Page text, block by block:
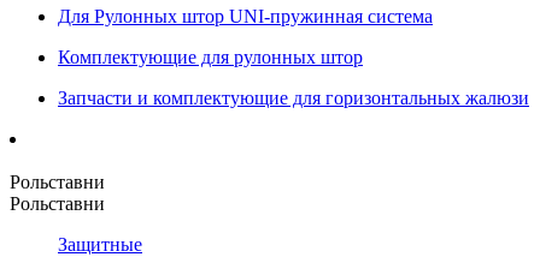
Для Рулонных штор UNI-пружинная система
Комплектующие для рулонных штор
Запчасти и комплектующие для горизонтальных жалюзи
Рольставни
Рольставни
Защитные